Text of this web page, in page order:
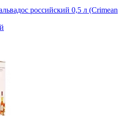
российский 0,5 л (Crimean